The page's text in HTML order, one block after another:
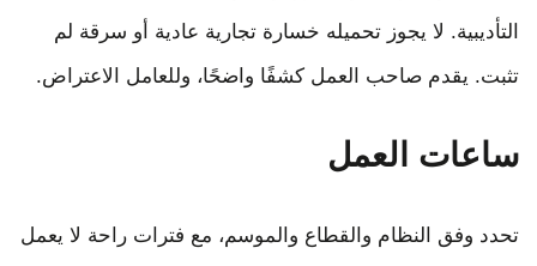
التأديبية. لا يجوز تحميله خسارة تجارية عادية أو سرقة لم
تثبت. يقدم صاحب العمل كشفًا واضحًا، وللعامل الاعتراض.
ساعات العمل
تحدد وفق النظام والقطاع والموسم، مع فترات راحة لا يعمل